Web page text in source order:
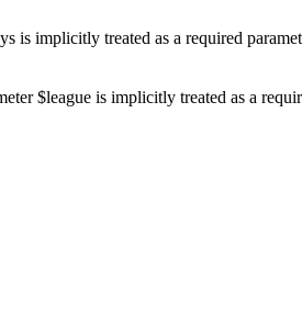
is implicitly treated as a required
$league is implicitly treated as a